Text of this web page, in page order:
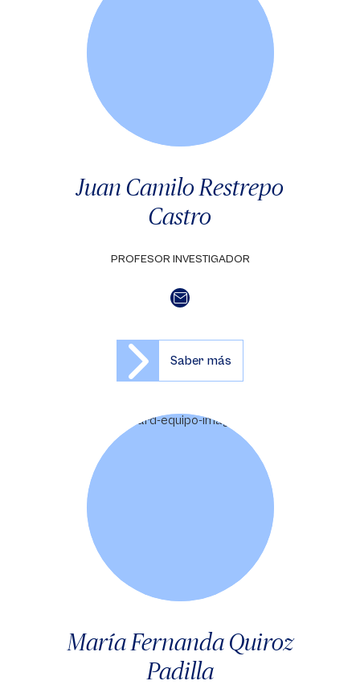
Juan Camilo Restrepo
Castro
PROFESOR INVESTIGADOR
Saber más
María Fernanda Quiroz
Padilla